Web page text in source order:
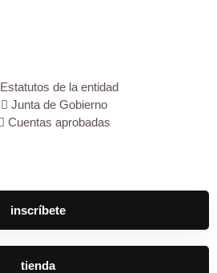
Estatutos de la entidad
Junta de Gobierno
Cuentas aprobadas
inscríbete
tienda